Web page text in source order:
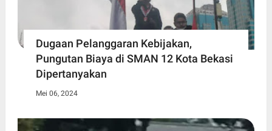
Dugaan Pelanggaran Kebijakan,
Pungutan Biaya di SMAN 12 Kota Bekasi
Dipertanyakan
Mei 06, 2024